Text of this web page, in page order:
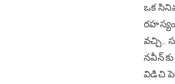
ఒక
వచ్చి..
నవీన్
విడిచి